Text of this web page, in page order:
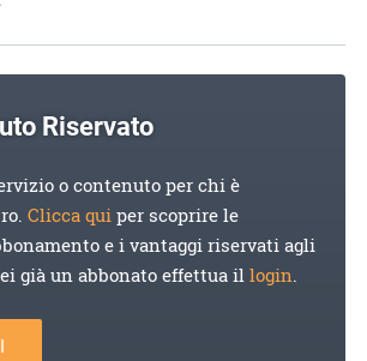
Riservato
o contenuto per chi è
Clicca quiper scoprire le
e i vantaggi riservati agli
già un abbonato effettua illogin.